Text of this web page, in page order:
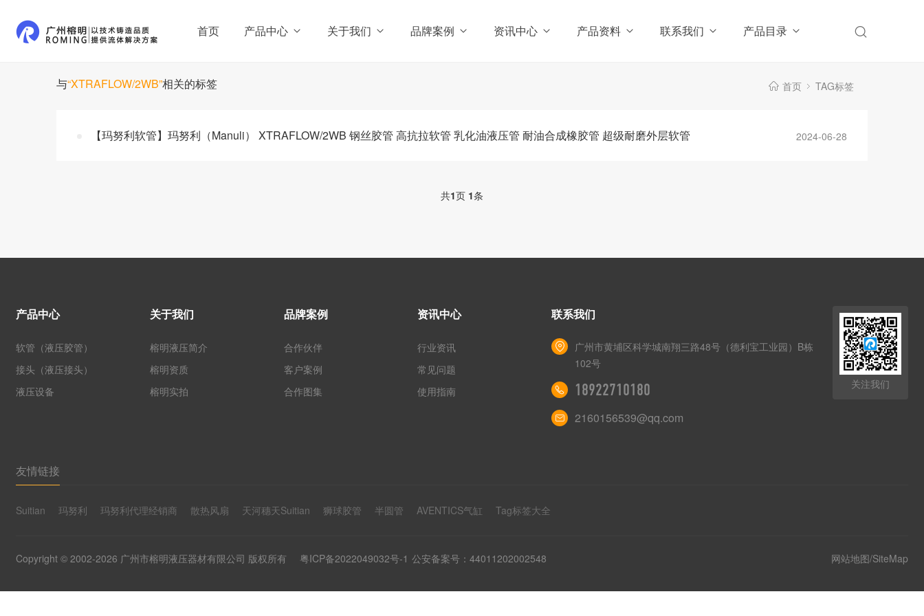
首页 产品中心 关于我们 品牌案例 资讯中心 产品资料 联系我们 产品目录
与“XTRAFLOW/2WB”相关的标签 首页 TAG标签
【玛努利软管】玛努利（Manuli） XTRAFLOW/2WB 钢丝胶管 高抗拉软管 乳化油液压管 耐油合成橡胶管 超级耐磨外层软管 2024-06-28
共1页 1条
产品中心
软管（液压胶管）
接头（液压接头）
液压设备
关于我们
榕明液压简介
榕明资质
榕明实拍
品牌案例
合作伙伴
客户案例
合作图集
资讯中心
行业资讯
常见问题
使用指南
联系我们
广州市黄埔区科学城南翔三路48号（德利宝工业园）B栋
102号
18922710180
2160156539@qq.com
关注我们
友情链接
Suitian 玛努利 玛努利代理经销商 散热风扇 天河穗天Suitian 狮球胶管 半圆管 AVENTICS气缸 Tag标签大全
Copyright © 2002-2026 广州市榕明液压器材有限公司 版权所有 粤ICP备2022049032号-1 公安备案号：44011202002548 网站地图/SiteMap